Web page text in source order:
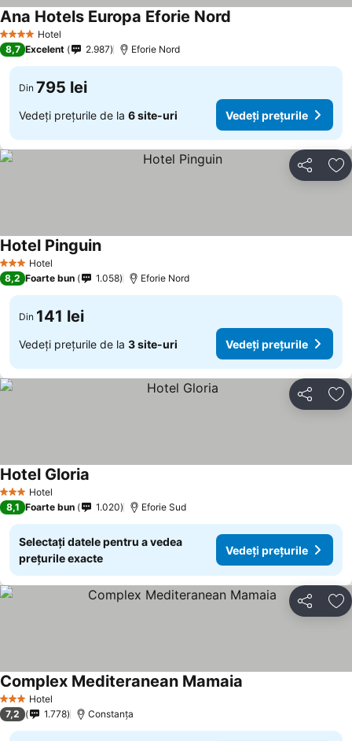
4 Stele Hotel
Ana Hotels Europa Eforie Nord
8,7 Excelent 2.987 Eforie Nord
Din 795 lei
Vedeți prețurile de la 6 site-uri Vedeți prețurile
Distribuiți
3 SteleHotel
Hotel Pinguin
8,2 Foarte bun 1.058 Eforie Nord
Din 141 lei
Vedeți prețurile de la 3 site-uri Vedeți prețurile
Distribuiți
3 SteleHotel
Hotel Gloria
8,1 Foarte bun 1.020 Eforie Sud
Selectați datele pentru a vedea
prețurile exacte
Vedeți prețurile
Distribuiți
3 SteleHotel
Complex Mediteranean Mamaia
7,2 1.778 Constanța